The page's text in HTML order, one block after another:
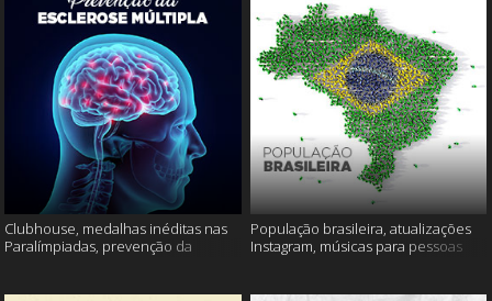
Clubhouse, medalhas inéditas nas
Paralímpiadas, prevenção da
População brasileira, atualizações
Instagram, músicas para pessoas